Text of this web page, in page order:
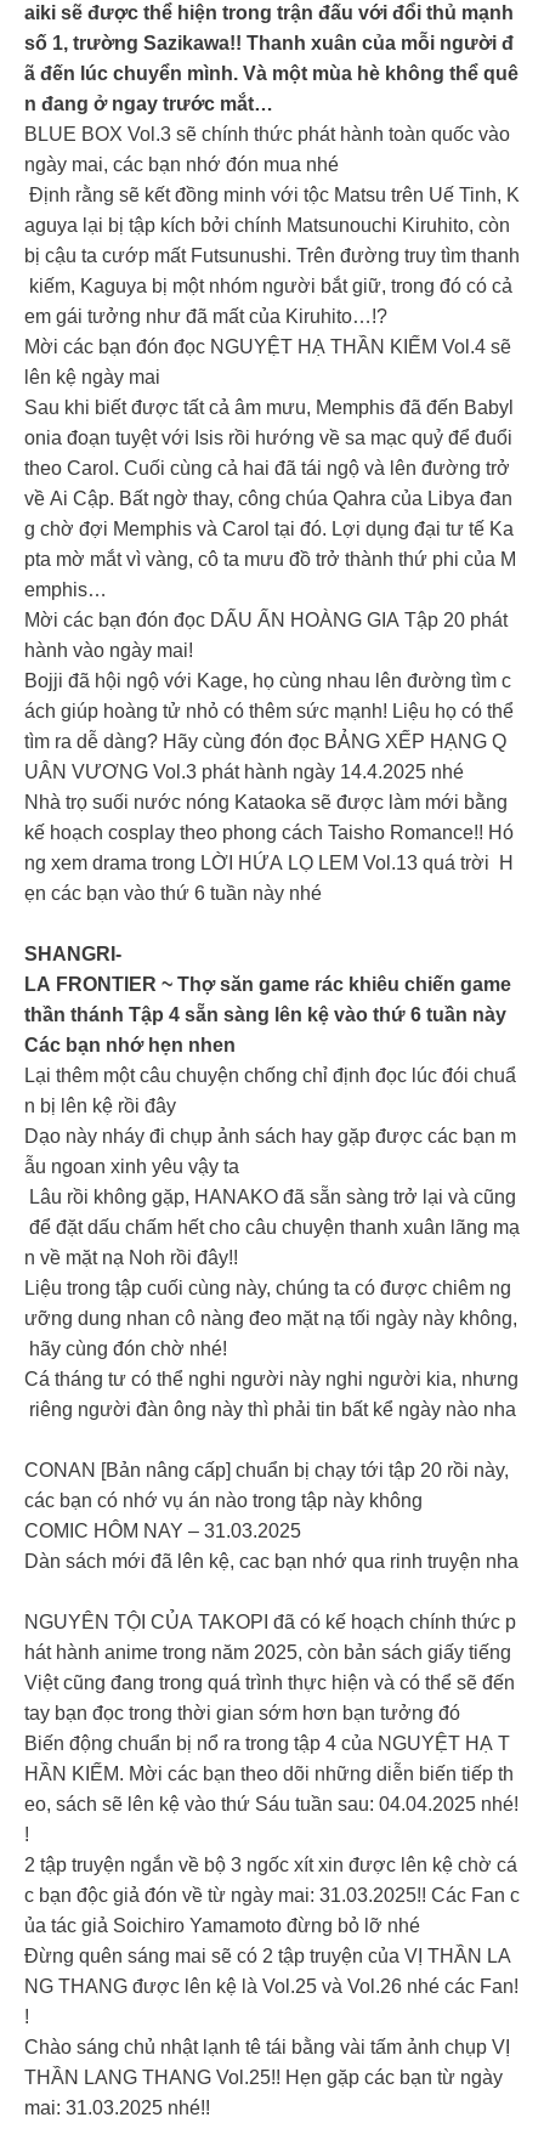
aiki sẽ được thể hiện trong trận đấu với đổi thủ mạnh
số 1, trường Sazikawa!! Thanh xuân của mỗi người đ
ã đến lúc chuyển mình. Và một mùa hè không thể quê
n đang ở ngay trước mắt…
BLUE BOX Vol.3 sẽ chính thức phát hành toàn quốc vào
ngày mai, các bạn nhớ đón mua nhé
Định rằng sẽ kết đồng minh với tộc Matsu trên Uế Tinh, K
aguya lại bị tập kích bởi chính Matsunouchi Kiruhito, còn
bị cậu ta cướp mất Futsunushi. Trên đường truy tìm thanh
kiếm, Kaguya bị một nhóm người bắt giữ, trong đó có cả
em gái tưởng như đã mất của Kiruhito…!?
Mời các bạn đón đọc NGUYỆT HẠ THẦN KIẾM Vol.4 sẽ
lên kệ ngày mai
Sau khi biết được tất cả âm mưu, Memphis đã đến Babyl
onia đoạn tuyệt với Isis rồi hướng về sa mạc quỷ để đuổi
theo Carol. Cuối cùng cả hai đã tái ngộ và lên đường trở
về Ai Cập. Bất ngờ thay, công chúa Qahra của Libya đan
g chờ đợi Memphis và Carol tại đó. Lợi dụng đại tư tế Ka
pta mờ mắt vì vàng, cô ta mưu đồ trở thành thứ phi của M
emphis…
Mời các bạn đón đọc DẤU ẤN HOÀNG GIA Tập 20 phát
hành vào ngày mai!
Bojji đã hội ngộ với Kage, họ cùng nhau lên đường tìm c
ách giúp hoàng tử nhỏ có thêm sức mạnh! Liệu họ có thể
tìm ra dễ dàng? Hãy cùng đón đọc BẢNG XẾP HẠNG Q
UÂN VƯƠNG Vol.3 phát hành ngày 14.4.2025 nhé
Nhà trọ suối nước nóng Kataoka sẽ được làm mới bằng
kế hoạch cosplay theo phong cách Taisho Romance!! Hó
ng xem drama trong LỜI HỨA LỌ LEM Vol.13 quá trời H
ẹn các bạn vào thứ 6 tuần này nhé
SHANGRI-
LA FRONTIER ~ Thợ săn game rác khiêu chiến game
thần thánh Tập 4 sẵn sàng lên kệ vào thứ 6 tuần này
Các bạn nhớ hẹn nhen
Lại thêm một câu chuyện chống chỉ định đọc lúc đói chuẩ
n bị lên kệ rồi đây
Dạo này nháy đi chụp ảnh sách hay gặp được các bạn m
ẫu ngoan xinh yêu vậy ta
Lâu rồi không gặp, HANAKO đã sẵn sàng trở lại và cũng
để đặt dấu chấm hết cho câu chuyện thanh xuân lãng mạ
n về mặt nạ Noh rồi đây!!
Liệu trong tập cuối cùng này, chúng ta có được chiêm ng
ưỡng dung nhan cô nàng đeo mặt nạ tối ngày này không,
hãy cùng đón chờ nhé!
Cá tháng tư có thể nghi người này nghi người kia, nhưng
riêng người đàn ông này thì phải tin bất kể ngày nào nha
CONAN [Bản nâng cấp] chuẩn bị chạy tới tập 20 rồi này,
các bạn có nhớ vụ án nào trong tập này không
COMIC HÔM NAY – 31.03.2025
Dàn sách mới đã lên kệ, cac bạn nhớ qua rinh truyện nha
NGUYÊN TỘI CỦA TAKOPI đã có kế hoạch chính thức p
hát hành anime trong năm 2025, còn bản sách giấy tiếng
Việt cũng đang trong quá trình thực hiện và có thể sẽ đến
tay bạn đọc trong thời gian sớm hơn bạn tưởng đó
Biến động chuẩn bị nổ ra trong tập 4 của NGUYỆT HẠ T
HẦN KIẾM. Mời các bạn theo dõi những diễn biến tiếp th
eo, sách sẽ lên kệ vào thứ Sáu tuần sau: 04.04.2025 nhé!
!
2 tập truyện ngắn về bộ 3 ngốc xít xin được lên kệ chờ cá
c bạn độc giả đón về từ ngày mai: 31.03.2025!! Các Fan c
ủa tác giả Soichiro Yamamoto đừng bỏ lỡ nhé
Đừng quên sáng mai sẽ có 2 tập truyện của VỊ THẦN LA
NG THANG được lên kệ là Vol.25 và Vol.26 nhé các Fan!
!
Chào sáng chủ nhật lạnh tê tái bằng vài tấm ảnh chụp VỊ
THẦN LANG THANG Vol.25!! Hẹn gặp các bạn từ ngày
mai: 31.03.2025 nhé!!